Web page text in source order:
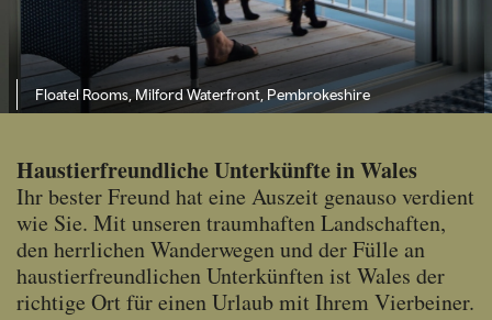
Floatel Rooms, Milford Waterfront, Pembrokeshire
Haustierfreundliche Unterkünfte in Wales
Ihr bester Freund hat eine Auszeit genauso verdient
wie Sie. Mit unseren traumhaften Landschaften,
den herrlichen Wanderwegen und der Fülle an
haustierfreundlichen Unterkünften ist Wales der
richtige Ort für einen Urlaub mit Ihrem Vierbeiner.